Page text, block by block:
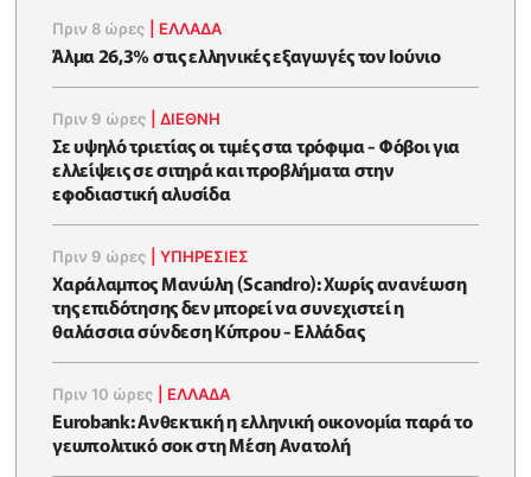
Πριν 8 ώρες ΕΛΛΆΔΑ
Άλμα 26,3% στις ελληνικές εξαγωγές τον Ιούνιο
Πριν 9 ώρες |ΔΙΕΘΝΗ
Σε υψηλό τριετίας οι τιμές στα τρόφιμα - Φόβοι για
ελλείψεις σε σιτηρά και προβλήματα στην
εφοδιαστική αλυσίδα
Πριν 9 ώρες |ΥΠΗΡΕΣΙΕΣ
Χαράλαμπος Μανώλη (Scandro): Χωρίς ανανέωση
της επιδότησης δεν μπορεί να συνεχιστεί η
θαλάσσια σύνδεση Κύπρου - Ελλάδας
Πριν 10 ώρες ΕΛΛΆΔΑ
Eurobank: Ανθεκτική η ελληνική οικονομία παρά το
γεωπολιτικό σοκ στη Μέση Ανατολή